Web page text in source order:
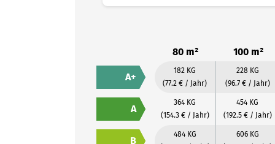
80 m² 100 m²
A+
182 KG
(77.2 € / Jahr)
228 KG
(96.7 € / Jahr)
A
364 KG
(154.3 € / Jahr)
454 KG
(192.5 € / Jahr)
B
484 KG
606 KG